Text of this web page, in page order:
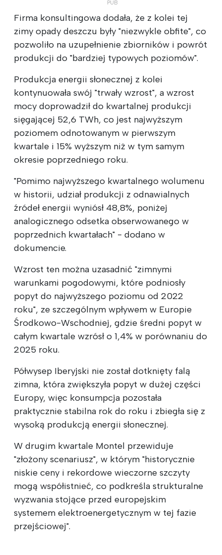
Firma konsultingowa dodała, że z kolei tej
zimy opady deszczu były "niezwykle obfite", co
pozwoliło na uzupełnienie zbiorników i powrót
produkcji do "bardziej typowych poziomów".
Produkcja energii słonecznej z kolei
kontynuowała swój "trwały wzrost", a wzrost
mocy doprowadził do kwartalnej produkcji
sięgającej 52,6 TWh, co jest najwyższym
poziomem odnotowanym w pierwszym
kwartale i 15% wyższym niż w tym samym
okresie poprzedniego roku.
"Pomimo najwyższego kwartalnego wolumenu
w historii, udział produkcji z odnawialnych
źródeł energii wyniósł 48,8%, poniżej
analogicznego odsetka obserwowanego w
poprzednich kwartałach" - dodano w
dokumencie.
Wzrost ten można uzasadnić "zimnymi
warunkami pogodowymi, które podniosły
popyt do najwyższego poziomu od 2022
roku", ze szczególnym wpływem w Europie
Środkowo-Wschodniej, gdzie średni popyt w
całym kwartale wzrósł o 1,4% w porównaniu do
2025 roku.
Półwysep Iberyjski nie został dotknięty falą
zimna, która zwiększyła popyt w dużej części
Europy, więc konsumpcja pozostała
praktycznie stabilna rok do roku i zbiegła się z
wysoką produkcją energii słonecznej.
W drugim kwartale Montel przewiduje
"złożony scenariusz", w którym "historycznie
niskie ceny i rekordowe wieczorne szczyty
mogą współistnieć, co podkreśla strukturalne
wyzwania stojące przed europejskim
systemem elektroenergetycznym w tej fazie
przejściowej".